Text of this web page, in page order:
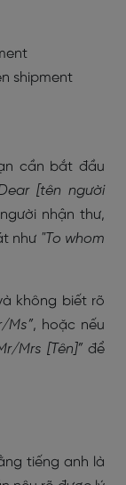
shipment
cần bắt đầu
[tên người
nhận thư,
như "To whom
không biết rõ
Ms”, hoặc nếu
Mrs [Tên]”để
tiếng anh là